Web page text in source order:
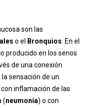
son las
o el Bronquios . En el
producido en los senos
de una conexión
sensación de un
inflamación de las
(neumonía) o con